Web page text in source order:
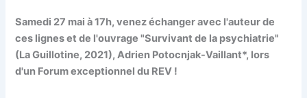
Samedi 27 mai à 17h, venez échanger avec l'auteur de
ces lignes et de l'ouvrage "Survivant de la psychiatrie"
(La Guillotine, 2021), Adrien Potocnjak-Vaillant*, lors
d'un Forum exceptionnel du REV !